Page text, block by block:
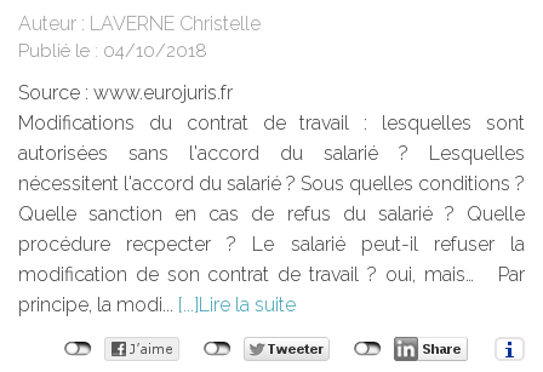
Auteur : LAVERNE Christelle
Publié le : 04/10/2018
Source : www.eurojuris.fr
Modifications du contrat de travail : lesquelles sont
autorisées sans l'accord du salarié ? Lesquelles
nécessitent l'accord du salarié ? Sous quelles conditions ?
Quelle sanction en cas de refus du salarié ? Quelle
procédure recpecter ? Le salarié peut-il refuser la
modification de son contrat de travail ? oui, mais… Par
principe, la modi...
Lire la suite